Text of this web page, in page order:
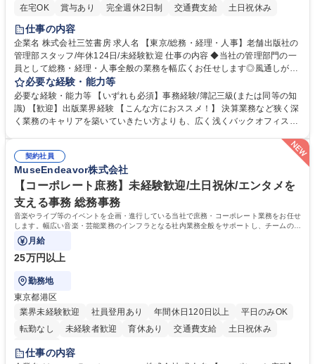
在宅OK
賞与あり 完全週休2日制 交通費支給 土日祝休み
仕事の内容
企業名 株式会社三笠書房 求人名 【東京/総務・経理・人事】老舗出版社の
管理部スタッフ/年休124日/未経験歓迎 仕事の内容 ◆当社の管理部門の一
員として総務・経理・人事全般の業務を幅広くお任せします◎風通しが良
く、社員一人ひとりの意思を尊重する社風です。気軽に相談し合える環境
で幅広いバックオフィス業務を習得いただきます。 具体的には■総務：備
品補充、採用に関するスケジュール調整など■経理；経費精算、入出金管
理、提示支払業務、問い合わせ対応など。 社員とのコミュニケーションを
は幅広い業務に携わり、意見やアイデアなど積極的に発信しやすい環境で
す。 募集職種 【東京/総務・経理・人事】老舗出版社の管理部スタッフ/年
休124日/未経験歓迎
必要な経験・能力等
必要な経験・能力等 【いずれも必須】事務経験/簿記三級(または同等の知
識) 【歓迎】出版業界経験 【こんな方におススメ！】 決算業務など狭く深
く業務のキャリアを築いていきたい方よりも、広く浅くバックオフィスの
契約社員
MuseEndeavor株式会社
【コーポレート庶務】未経験歓迎/土日祝休/エンタメを
支える事務 総務事務
音楽やライブ等のイベントを企画・進行している当社で庶務・コーポレート業務をお任せ
します。幅広い音楽・芸能業務のインフラとなる社内業務全般をサポートし、チームの円
滑な運営を支えていただきます。
月給
25万円以上
勤務地
東京都港区
業界未経験歓迎
社員登用あり 年間休日120日以上
平日のみOK
転勤なし
未経験者歓迎 育休あり 交通費支給
土日祝休み
服装自由
仕事の内容